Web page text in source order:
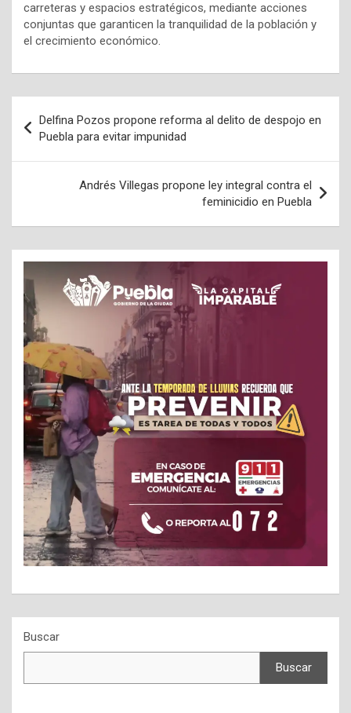
carreteras y espacios estratégicos, mediante acciones
conjuntas que garanticen la tranquilidad de la población y
el crecimiento económico.
de
entradas
Delfina Pozos propone reforma al delito de despojo en
Puebla para evitar impunidad
Andrés Villegas propone ley integral contra el
feminicidio en Puebla
Buscar
Buscar